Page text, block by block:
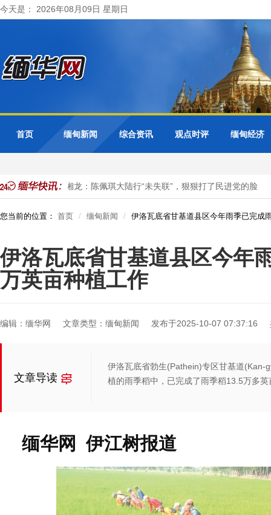
今天是： 2026年08月09日 星期日
首页 缅甸新闻 综合资讯 观点时评 缅甸经济
张维为、唐湘龙：陈佩琪大陆行“未失联”，狠狠打了民进党的脸
您当前的位置： 首页 缅甸新闻 伊洛瓦底省甘基道县区今年雨季已完成
伊洛瓦底省甘基道县区今年
万英亩种植工作
编辑：缅华网 文章类型：缅甸新闻 发布于2025-10-07 07:37:16
文章导读
伊洛瓦底省勃生(Pathein)专区甘基道(Kan-
植的雨季稻中，已完成了雨季稻13.5万多
缅华网 伊江树报道